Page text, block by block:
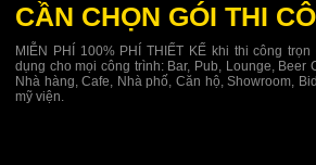
CẦN CHỌN GÓI THI
MIỄN PHÍ 100% PHÍ THIẾT KẾ khi thi công
dụng cho mọi công trình: Bar, Pub, Lounge, Beer
Nhà hàng, Cafe, Nhà phố, Căn hộ, Showroom,
mỹ viện.